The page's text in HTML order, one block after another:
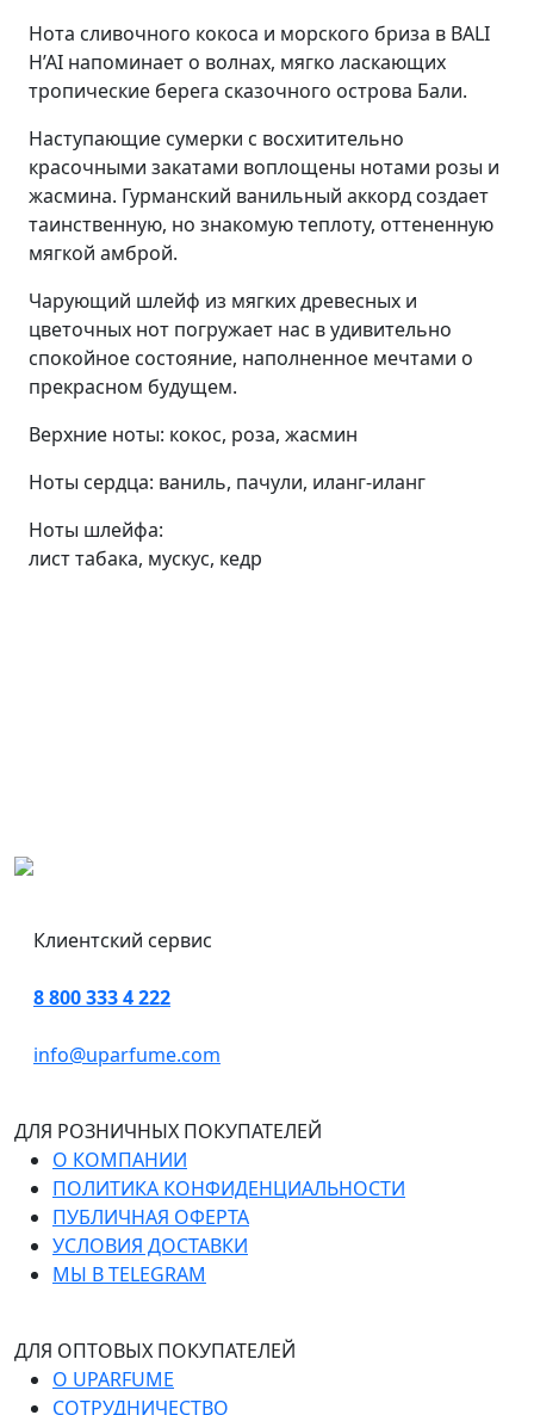
Нота сливочного кокоса и морского бриза в BALI
H’AI напоминает о волнах, мягко ласкающих
тропические берега сказочного острова Бали.
Наступающие сумерки с восхитительно
красочными закатами воплощены нотами розы и
жасмина. Гурманский ванильный аккорд создает
таинственную, но знакомую теплоту, оттененную
мягкой амброй.
Чарующий шлейф из мягких древесных и
цветочных нот погружает нас в удивительно
спокойное состояние, наполненное мечтами о
прекрасном будущем.
Верхние ноты: кокос, роза, жасмин
Ноты сердца: ваниль, пачули, иланг-иланг
Ноты шлейфа:
лист табака, мускус, кедр
Клиентский сервис
8 800 333 4 222
info@uparfume.com
ДЛЯ РОЗНИЧНЫХ ПОКУПАТЕЛЕЙ
О КОМПАНИИ
ПОЛИТИКА КОНФИДЕНЦИАЛЬНОСТИ
ПУБЛИЧНАЯ ОФЕРТА
УСЛОВИЯ ДОСТАВКИ
МЫ В TELEGRAM
ДЛЯ ОПТОВЫХ ПОКУПАТЕЛЕЙ
О UPARFUME
СОТРУДНИЧЕСТВО